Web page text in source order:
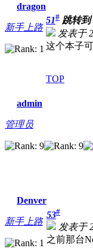
dragon
新手上路
51# 跳转到
发表于
这个本子
TOP
admin
管理员
Denver
新手上路
53#
发表于
之前那台